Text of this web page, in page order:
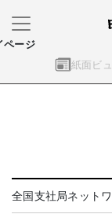
紙面ビ
ページ
全国支社局ネット